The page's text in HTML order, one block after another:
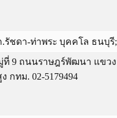
.รัชดา-ท่าพระ บุคคโล ธนบุรี;
ที่ 9 ถนนราษฎร์พัฒนา แขว
กทม. 02-5179494